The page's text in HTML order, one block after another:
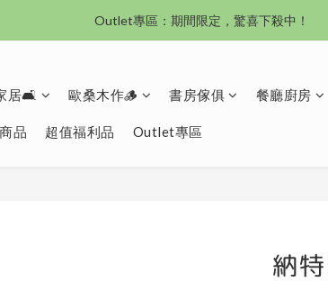
沙發新登場｜想躺就躺，頭等艙到商務艙一次擁
沙發新登場｜想躺就躺，頭等艙到商務艙一次
居🛋️ 歐桑木作🪵 書房傢俱 餐廳廚房
品 超值福利品 Outlet專區
納